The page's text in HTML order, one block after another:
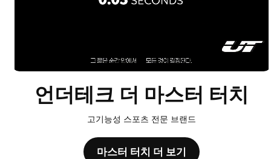
언더테크 더 마스터 터치
고기능성 스포츠 전문 브랜드
마스터 터치 더 보기